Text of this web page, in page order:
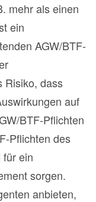
mehr als einen
ein
AGW/BTF-
Risiko, dass
auf
BTF-Pflichten
Pflichten des
ein
sorgen.
anbieten,